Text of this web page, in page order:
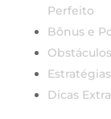
Perfeito
Bônus e
Dicas